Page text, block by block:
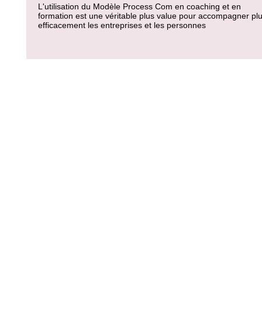
L'utilisation du Modèle Process Com en coaching et en
formation est une véritable plus value pour accompagner
efficacement les entreprises et les personnes